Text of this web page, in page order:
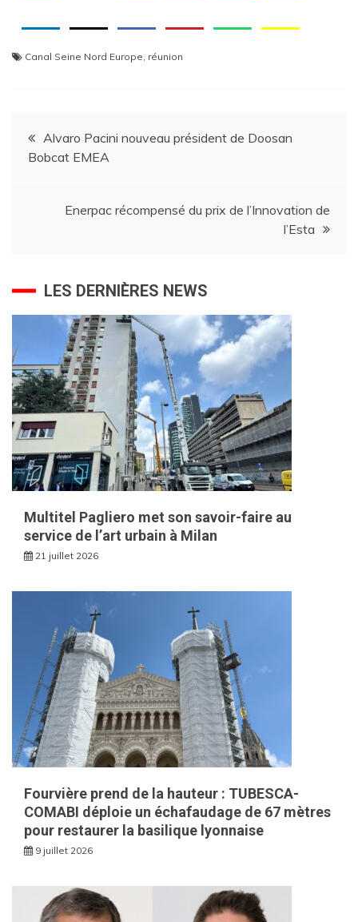
Canal Seine Nord Europe réunion
Navigation
de
l’article
Alvaro Pacini nouveau président de Doosan
Bobcat EMEA
Enerpac récompensé du prix de l’Innovation de
l’Esta
LES DERNIÈRES NEWS
Multitel Pagliero met son savoir-faire au
service de l’art urbain à Milan
21 juillet 2026
Fourvière prend de la hauteur : TUBESCA-
COMABI déploie un échafaudage de 67 mètres
pour restaurer la basilique lyonnaise
9 juillet 2026